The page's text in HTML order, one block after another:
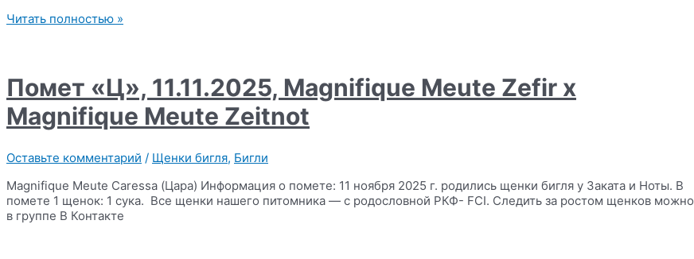
Помет
Varinhouse
Solano
Wind
of
x
Magnifique
Meute
Fiction
Читать полностью »
Помет «Ц», 11.11.2025, Magnifique Meute Zefir х
Magnifique Meute Zeitnot
Оставьте комментарий / Щенки бигля, Бигли
Magnifique Meute Caressa (Цара) Информация о помете: 11 ноября 2025 г. родились щенки бигля у Заката и Ноты. В
помете 1 щенок: 1 сука. Все щенки нашего питомника — с родословной РКФ- FCI. Следить за ростом щенков можно
в группе В Контакте